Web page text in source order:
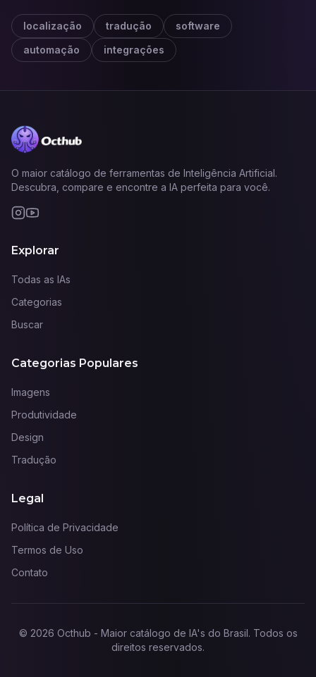
localização tradução
software
automação
integrações
O maior catálogo de ferramentas de Inteligência Artificial.
Descubra, compare e encontre a IA perfeita para você.
Explorar
Todas as IAs
Categorias
Buscar
Categorias Populares
Imagens
Produtividade
Design
Tradução
Legal
Política de Privacidade
Termos de Uso
Contato
© 2026 Octhub - Maior catálogo de IA's do Brasil. Todos os
direitos reservados.